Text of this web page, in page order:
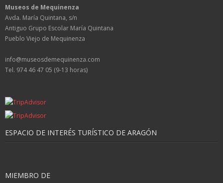
Museos de Mequinenza
Avda. María Quintana, s/n
Antiguo Grupo Escolar María Quintana
Pueblo Viejo de Mequinenza
info@museosdemequinenza.com
Tel. 974 46 47 05 (9-13 horas)
ESPACIO DE INTERÉS TURÍSTICO DE ARAGÓN
MIEMBRO DE